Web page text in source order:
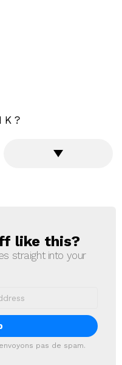
like this?
straight into your
pas de spam.